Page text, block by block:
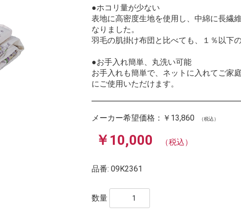
●ホコリ量が少ない
表地に高密度生地を使用し、中綿に長繊
なりました。
羽毛の肌掛け布団と比べても、１％以下
●お手入れ簡単、丸洗い可能
お手入れも簡単で、ネットに入れてご家
にご使用いただけます。
メーカー希望価格： ￥13,860 （税込）
￥10,000 （税込）
品番: 09K2361
数量